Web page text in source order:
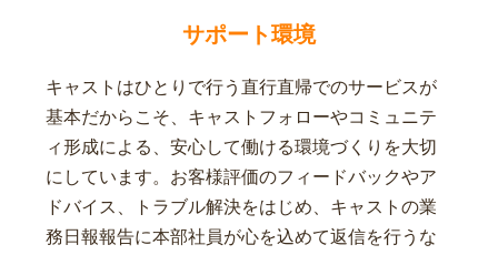
サポート環境
キャストはひとりで行う直行直帰でのサービスが
基本だからこそ、キャストフォローやコミュニテ
ィ形成による、安心して働ける環境づくりを大切
にしています。お客様評価のフィードバックやア
ドバイス、トラブル解決をはじめ、キャストの業
務日報報告に本部社員が心を込めて返信を行うな